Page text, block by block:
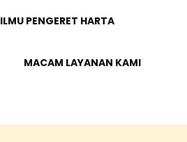
ILMU PENGERET HARTA
MACAM LAYANAN KAMI